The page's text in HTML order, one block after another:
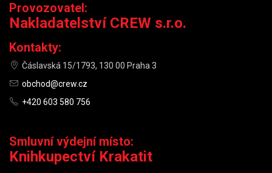
Provozovatel:
Nakladatelství CREW s.r.o.
Kontakty:
Čáslavská 15/1793, 130 00 Praha 3
obchod@crew.cz
+420 603 580 756
Smluvní výdejní místo:
Knihkupectví Krakatit